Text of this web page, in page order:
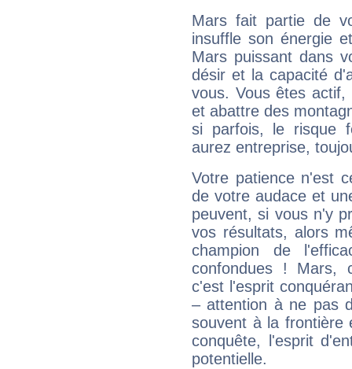
Mars fait partie de
insuffle son énergie
Mars puissant dans
désir et la capacité
vous. Vous êtes
et abattre des
si parfois, le risque
aurez entreprise,
Votre patience n'est
de votre audace et
peuvent, si vous n'y
vos résultats, alors
champion de
confondues ! Mars,
c'est l'esprit
– attention à ne pas
souvent à la frontière
conquête, l'esprit
potentielle.